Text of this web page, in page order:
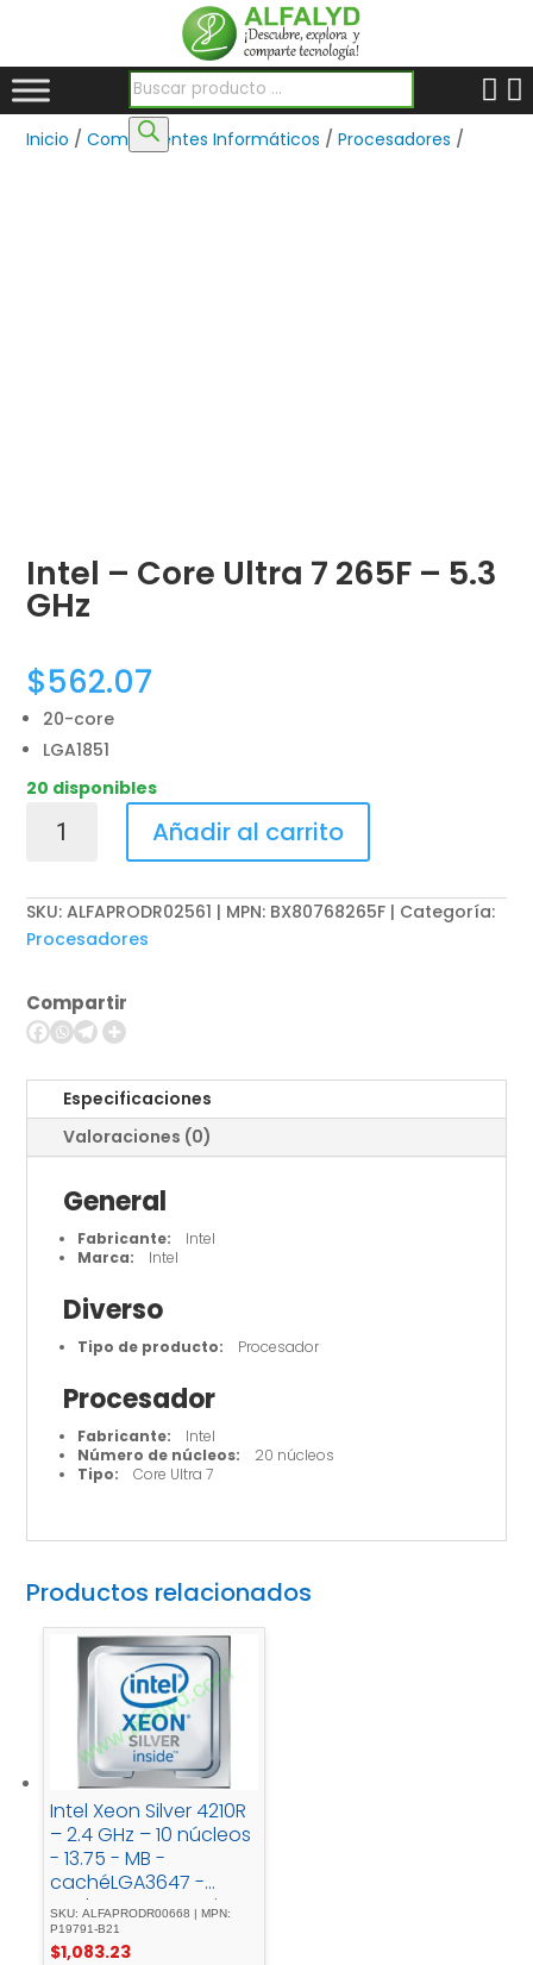
Búsqueda de productos
Inicio /Componentes Informáticos /Procesadores /
Intel – Core Ultra 7 265F – 5.3
GHz
$562.07
20-core
LGA1851
20 disponibles
Ultra
7
265F
5.3
GHz
Añadir al carrito
SKU:ALFAPRODR02561 | MPN: BX80768265F
Categoría:
Procesadores
Compartir
Especificaciones
Valoraciones (0)
General
Fabricante: Intel
Marca: Intel
Diverso
Tipo de producto: Procesador
Procesador
Fabricante: Intel
Número de núcleos: 20 núcleos
Tipo: Core Ultra 7
Productos relacionados
Intel Xeon Silver 4210R
– 2.4 GHz – 10 núcleos
- 13.75 - MB -
cachéLGA3647 -
Socketpara - ProLiant
- ML350 - Gen10
SKU: ALFAPRODR00668 | MPN:
P19791-B21
$1,083.23